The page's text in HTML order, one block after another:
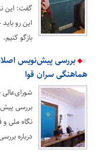
گفت: این
این رو
بازگو کنیم.
بررسی پیش‌نویس
هماهنگی سران قوا
بررسی
نگاه ملی
درباره